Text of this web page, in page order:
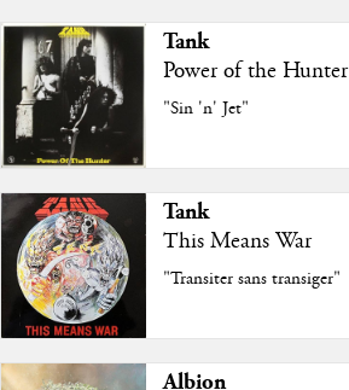
Tank
Power of the Hunter
"Sin 'n' Jet"
Tank
This Means War
"Transiter sans transiger"
Albion